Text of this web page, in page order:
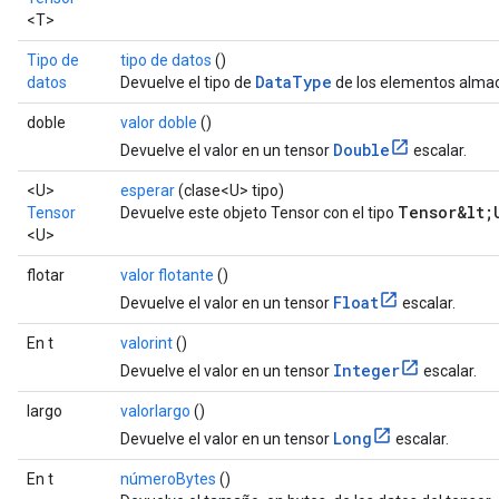
<T>
Tipo de
datos
tipo de datos ()
Devuelve el tipo de DataType de los elementos
doble valor doble ()
Devuelve el valor en un tensor Double escalar.
<U>
Tensor
<U>
esperar(clase<U> tipo)
Devuelve este objeto Tensor con el tipo
flotar valor flotante ()
Devuelve el valor en un tensor Float escalar.
En t valorint()
Devuelve el valor en un tensor Integer escalar.
largo valorlargo ()
Devuelve el valor en un tensor Long escalar.
En t númeroBytes ()